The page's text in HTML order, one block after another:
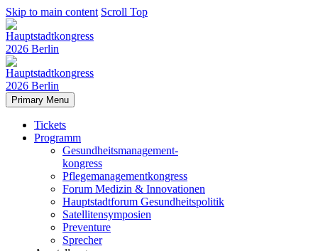
Skip to main content Scroll Top
Primary Menu
Tickets
Programm
Gesundheitsmanagement-
kongress
Pflegemanagementkongress
Forum Medizin & Innovationen
Hauptstadtforum Gesundheitspolitik
Satellitensymposien
Preventure
Sprecher